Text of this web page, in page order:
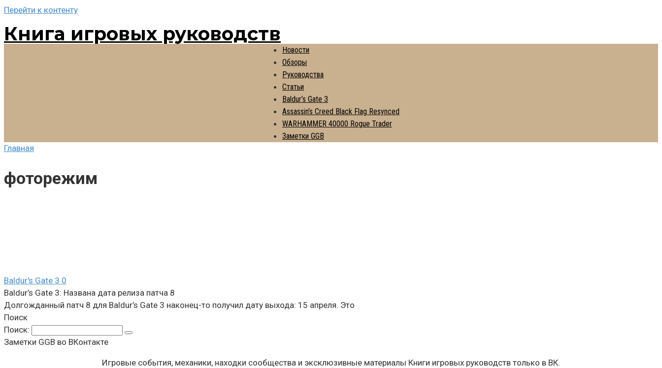
Перейти к контенту
Книга игровых руководств
Новости
Обзоры
Руководства
Статьи
Baldur’s Gate 3
Assassin’s Creed Black Flag Resynced
WARHAMMER 40000 Rogue Trader
Заметки GGB
Главная
фоторежим
Baldur's Gate 3 0
Baldur’s Gate 3: Названа дата релиза патча 8
Долгожданный патч 8 для Baldur’s Gate 3 наконец-то получил дату выхода: 15 апреля. Это
Поиск
Поиск:
Заметки GGB во ВКонтакте
Игровые события, механики, находки сообщества и эксклюзивные материалы Книги игровых руководств только в ВК.